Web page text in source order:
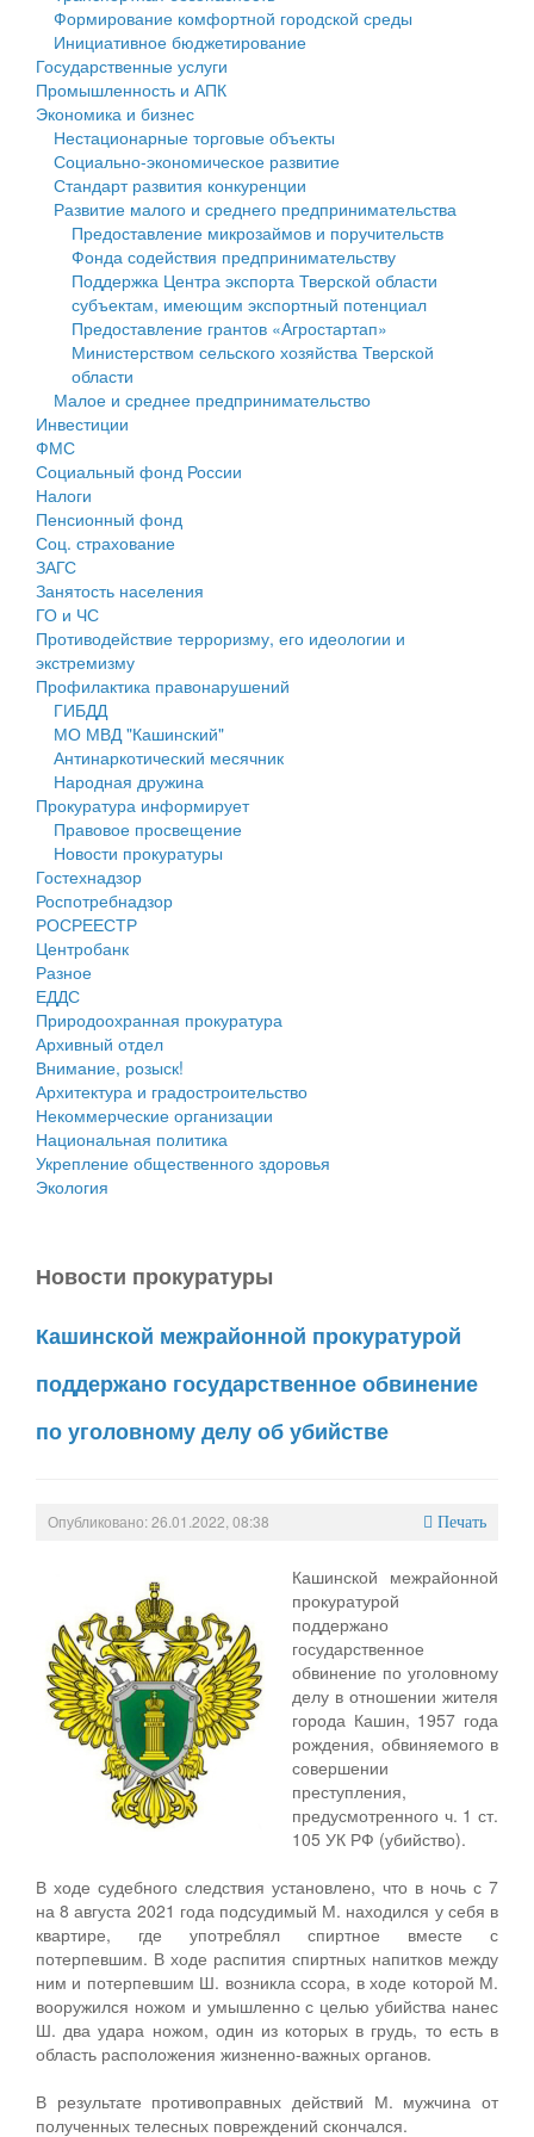
Государственные услуги
Промышленность и АПК
Экономика и бизнес
Символика
Устав
Гостям округа
Туризм
Культура
Образование
Здравоохранение
Социальная защита
Фотоальбом
муниципального округа Тверской области
Администрация Кашинского муниципального округа
Тверской области
Управление сельскими территориями
Открытые данные
Работа с обращениями граждан
Муниципальный контроль
Муниципальные услуги
Проекты административных регламентов
Антимонопольный комплаенс
Противодействие коррупции
Финансовое управление
Бюджет для граждан
Имущество
Выявление правообладателей ранее учтенных
объектов недвижимости
Имущественная поддержка субъектов малого и
среднего предпринимательства
Информационная поддержка субъектов малого и
среднего предпринимательства
Муниципальные программы
Контрольно-счетная палата
Персональные данные
Оценка регулирующего воздействия
Деятельность МУ
Нормативы градостроительного проектирования
Правила землепользования и застройки
Генеральные планы
Проекты планировки территории
Собрание депутатов
Городское поселение
Сельские поселения
Формирование комфортной городской среды
Инициативное бюджетирование
Государственные услуги
Промышленность и АПК
Экономика и бизнес
Нестационарные торговые объекты
Социально-экономическое развитие
Стандарт развития конкуренции
Развитие малого и среднего предпринимательства
Предоставление микрозаймов и поручительств
Фонда содействия предпринимательству
Поддержка Центра экспорта Тверской области
субъектам, имеющим экспортный потенциал
Предоставление грантов «Агростартап»
Министерством сельского хозяйства Тверской
области
Малое и среднее предпринимательство
Инвестиции
ФМС
Социальный фонд России
Налоги
Пенсионный фонд
Соц. страхование
ЗАГС
Занятость населения
ГО и ЧС
Противодействие терроризму, его идеологии и
экстремизму
Профилактика правонарушений
ГИБДД
МО МВД "Кашинский"
Антинаркотический месячник
Народная дружина
Прокуратура информирует
Правовое просвещение
Новости прокуратуры
Гостехнадзор
Роспотребнадзор
РОСРЕЕСТР
Центробанк
Разное
ЕДДС
Природоохранная прокуратура
Архивный отдел
Внимание, розыск!
Архитектура и градостроительство
Некоммерческие организации
Национальная политика
Укрепление общественного здоровья
Экология
Новости прокуратуры
Кашинской межрайонной прокуратурой
поддержано государственное обвинение
по уголовному делу об убийстве
Опубликовано: 26.01.2022, 08:38 Печать
Кашинской межрайонной
прокуратурой
поддержано
государственное
обвинение по уголовному
делу в отношении жителя
города Кашин, 1957 года
рождения, обвиняемого в
совершении
преступления,
предусмотренного ч. 1 ст.
105 УК РФ (убийство).
В ходе судебного следствия установлено, что в ночь с 7
на 8 августа 2021 года подсудимый М. находился у себя в
квартире, где употреблял спиртное вместе с
потерпевшим. В ходе распития спиртных напитков между
ним и потерпевшим Ш. возникла ссора, в ходе которой М.
вооружился ножом и умышленно с целью убийства нанес
Ш. два удара ножом, один из которых в грудь, то есть в
область расположения жизненно-важных органов.
В результате противоправных действий М. мужчина от
полученных телесных повреждений скончался.